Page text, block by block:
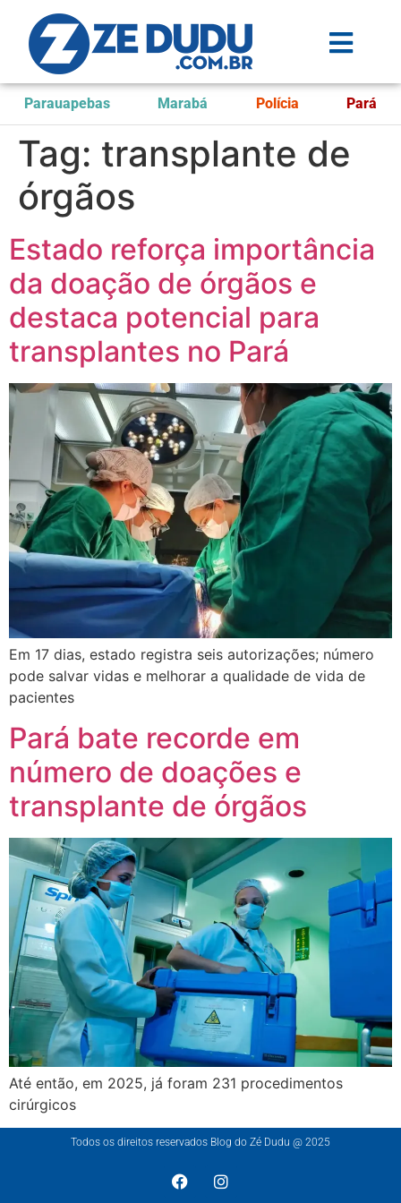
Parauapebas Marabá Polícia Pará
Tag: transplante de
órgãos
Estado reforça importância
da doação de órgãos e
destaca potencial para
transplantes no Pará
Em 17 dias, estado registra seis autorizações; número
pode salvar vidas e melhorar a qualidade de vida de
pacientes
Pará bate recorde em
número de doações e
transplante de órgãos
Até então, em 2025, já foram 231 procedimentos
cirúrgicos
Todos os direitos reservados Blog do Zé Dudu @ 2025